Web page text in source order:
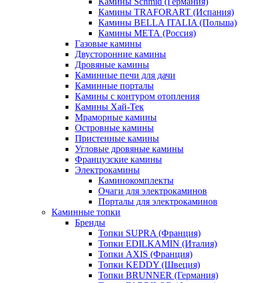
Камины TRAFORART (Испания)
Камины BELLA ITALIA (Польша)
Камины МЕТА (Россия)
Газовые камины
Двусторонние камины
Дровяные камины
Каминные печи для дачи
Каминные порталы
Камины с контуром отопления
Камины Хай-Тек
Мраморные камины
Островные камины
Пристенные камины
Угловые дровяные камины
Французские камины
Электрокамины
Каминокомплекты
Очаги для электрокаминов
Порталы для электрокаминов
Каминные топки
Бренды
Топки SUPRA (Франция)
Топки EDILKAMIN (Италия)
Топки AXIS (Франция)
Топки KEDDY (Швеция)
Топки BRUNNER (Германия)